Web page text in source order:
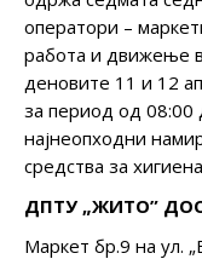
оператори –
работа и движење
деновите 11 и 12
за период од 08:00
најнеопходни
средства за
ДПТУ „ЖИТО”
Маркет бр.9 на ул.